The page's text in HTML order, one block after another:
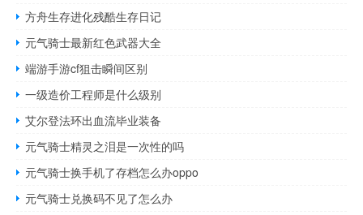
方舟生存进化残酷生存日记
元气骑士最新红色武器大全
端游手游cf狙击瞬间区别
一级造价工程师是什么级别
艾尔登法环出血流毕业装备
元气骑士精灵之泪是一次性的吗
元气骑士换手机了存档怎么办oppo
元气骑士兑换码不见了怎么办